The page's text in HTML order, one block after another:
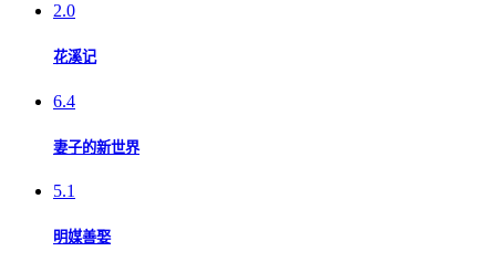
2.0
花溪记
6.4
妻子的新世界
5.1
明媒善娶